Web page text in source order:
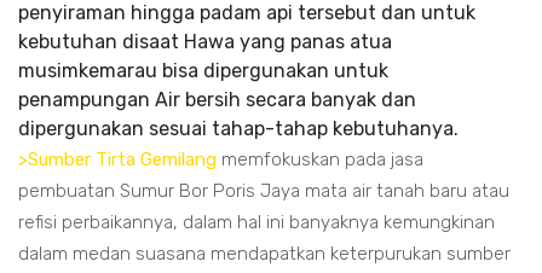
penyiraman hingga padam api tersebut dan untuk
kebutuhan disaat Hawa yang panas atua
musimkemarau bisa dipergunakan untuk
penampungan Air bersih secara banyak dan
dipergunakan sesuai tahap-tahap kebutuhanya.
>Sumber Tirta Gemilang memfokuskan pada jasa
pembuatan Sumur Bor Poris Jaya mata air tanah baru atau
refisi perbaikannya, dalam hal ini banyaknya kemungkinan
dalam medan suasana mendapatkan keterpurukan sumber